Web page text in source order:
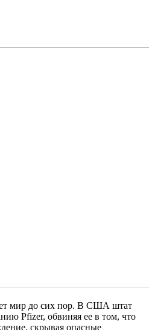
мир до сих пор. В США штат
Pfizer, обвиняя ее в том, что
скрывая опасные